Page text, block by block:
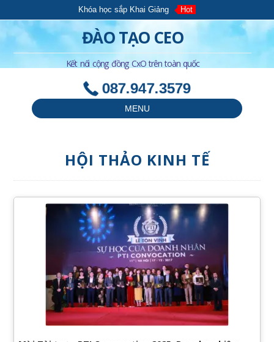
Khóa học sắp Khai Giảng Hot
ĐÀO TẠO CEO
Kết nối cộng đồng CxO trên toàn quốc
087.947.3579
MENU
HỘI THẢO KINH TẾ